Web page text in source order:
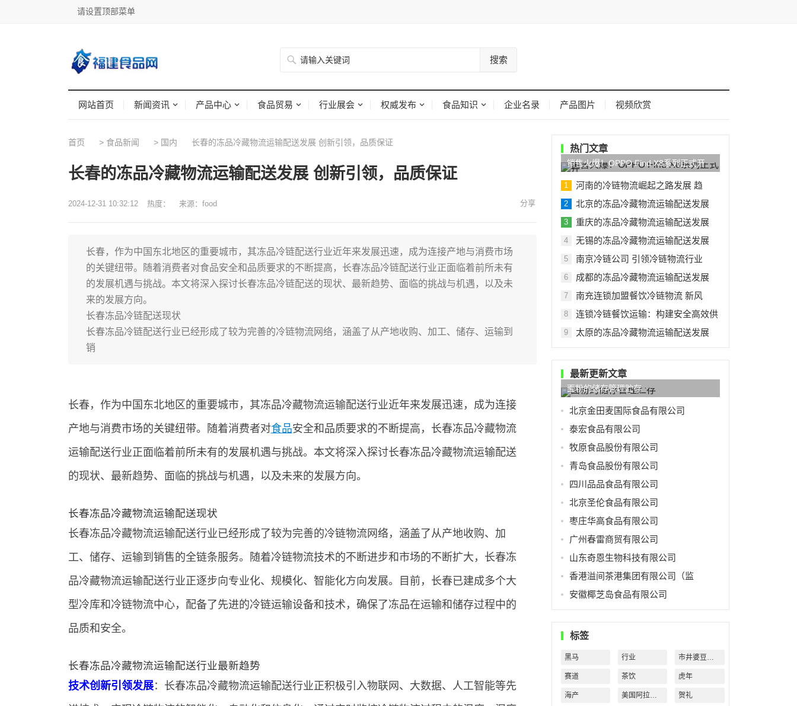
请设置顶部菜单
搜索
网站首页 新闻资讯 产品中心 食品贸易 行业展会 权威发布 食品知识 企业名录 产品图片 视频欣赏
首页 > 食品新闻 > 国内 长春的冻品冷藏物流运输配送发展 创新引领，品质保证
长春的冻品冷藏物流运输配送发展 创新引领，品质保证
2024-12-31 10:32:12 热度： 来源：food
长春，作为中国东北地区的重要城市，其冻品冷链配送行业近年来发展迅速，成为连接产地与消费市场
的关键纽带。随着消费者对食品安全和品质要求的不断提高，长春冻品冷链配送行业正面临着前所未有
的发展机遇与挑战。本文将深入探讨长春冻品冷链配送的现状、最新趋势、面临的挑战与机遇，以及未
来的发展方向。
长春冻品冷链配送现状
长春冻品冷链配送行业已经形成了较为完善的冷链物流网络，涵盖了从产地收购、加工、储存、运输到
销
长春，作为中国东北地区的重要城市，其冻品冷藏物流运输配送行业近年来发展迅速，成为连接
产地与消费市场的关键纽带。随着消费者对食品安全和品质要求的不断提高，长春冻品冷藏物流
运输配送行业正面临着前所未有的发展机遇与挑战。本文将深入探讨长春冻品冷藏物流运输配送
的现状、最新趋势、面临的挑战与机遇，以及未来的发展方向。
长春冻品冷藏物流运输配送现状
长春冻品冷藏物流运输配送行业已经形成了较为完善的冷链物流网络，涵盖了从产地收购、加
工、储存、运输到销售的全链条服务。随着冷链物流技术的不断进步和市场的不断扩大，长春冻
品冷藏物流运输配送行业正逐步向专业化、规模化、智能化方向发展。目前，长春已建成多个大
型冷库和冷链物流中心，配备了先进的冷链运输设备和技术，确保了冻品在运输和储存过程中的
品质和安全。
长春冻品冷藏物流运输配送行业最新趋势
技术创新引领发展：长春冻品冷藏物流运输配送行业正积极引入物联网、大数据、人工智能等先
热门文章
销售火爆！OPPO Find X8系列正式开
1 河南的冷链物流崛起之路发展 趋
2 北京的冻品冷藏物流运输配送发展
3 重庆的冻品冷藏物流运输配送发展
4 无锡的冻品冷藏物流运输配送发展
5 南京冷链公司 引领冷链物流行业
6 成都的冻品冷藏物流运输配送发展
7 南充连锁加盟餐饮冷链物流 新风
8 连锁冷链餐饮运输：构建安全高效供
9 太原的冻品冷藏物流运输配送发展
最新更新文章
面粉的储存管理贮存
北京金田麦国际食品有限公司
泰宏食品有限公司
牧原食品股份有限公司
青岛食品股份有限公司
四川品品食品有限公司
北京圣伦食品有限公司
枣庄华高食品有限公司
广州春雷商贸有限公司
山东奇恩生物科技有限公司
香港溢间茶港集团有限公司（监
安徽椰芝岛食品有限公司
标签
黑马 行业 市井婆豆沙牛乳
赛道 茶饮 虎年
海产 美国阿拉斯加 贺礼